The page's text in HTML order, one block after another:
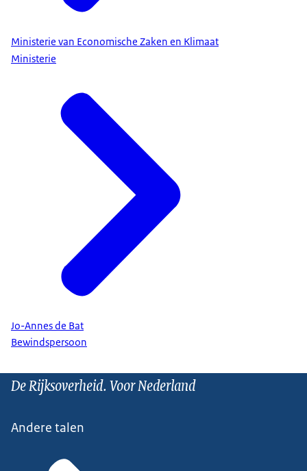
Ministerie van Economische Zaken en Klimaat
Ministerie
Jo-Annes de Bat
Bewindspersoon
De Rijksoverheid. Voor Nederland
Andere talen